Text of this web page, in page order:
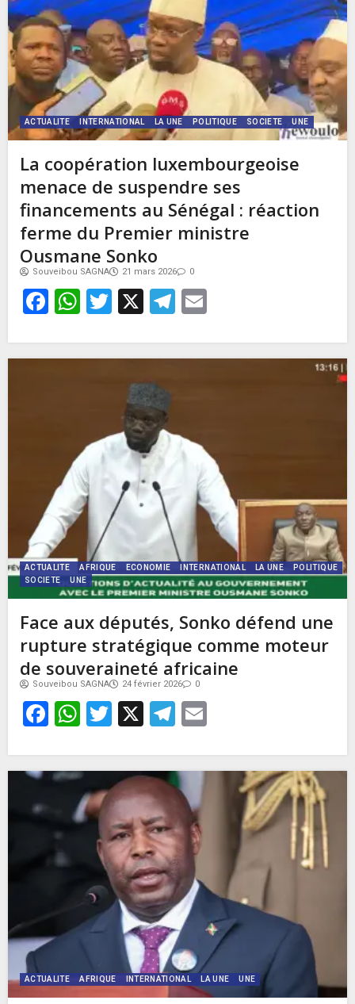
ACTUALITE INTERNATIONAL LA UNE POLITIQUE SOCIETE UNE
La coopération luxembourgeoise
menace de suspendre ses
financements au Sénégal : réaction
ferme du Premier ministre
Ousmane Sonko
Souveibou SAGNA 21 mars 2026 0
Facebook
WhatsApp
Twitter
X Telegram
ACTUALITE AFRIQUE ECONOMIE INTERNATIONAL LA UNE
POLITIQUE
SOCIETE
UNE
Face aux députés, Sonko défend une
rupture stratégique comme moteur
de souveraineté africaine
Souveibou SAGNA 24 février 2026 0
Facebook
WhatsApp
Twitter
X Telegram
ACTUALITE AFRIQUE INTERNATIONAL LA UNE UNE